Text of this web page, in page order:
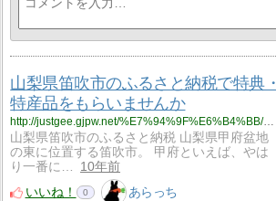
山梨県笛吹市のふるさと納税で特典・
特産品をもらいませんか
http://justgee.gjpw.net/%E7%94%9F%E6%B4%BB/%E5%B1%B1%E6%A2%A8%E7%9C%8C%E7%AC%9B%E5%90%B9%E5%B8%82%E3%81%AE%E3%81%B5%E3%82%8B%E3%81%95%E3%81%A8%E7%B4%8D%E7%A8%8E%E3%81%A7%E7%89%B9%E5%85%B8%E3%83%BB%E7%89%B9%E7%94%A3%E5%93%81%E3%82%92%E3%82%82%E3%82%89%E3%81%84%E3%81%BE%E3%81%9B%E3%82%93%E3%81%8B
山梨県笛吹市のふるさと納税 山梨県甲府盆地
の東に位置する笛吹市。 甲府といえば、やは
り一番に…
10年前
いいね！
0 あらっち